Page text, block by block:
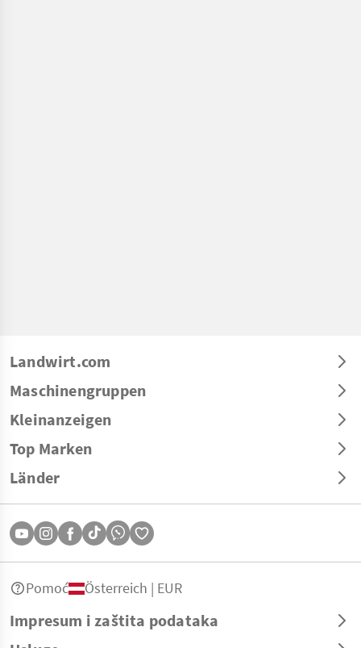
Landwirt.com
Maschinengruppen
Kleinanzeigen
Top Marken
Länder
Impresum i zaštita podataka
Pomoć Österreich | EUR